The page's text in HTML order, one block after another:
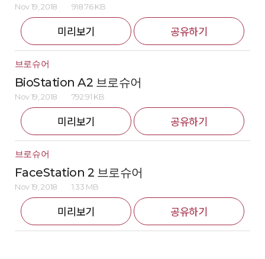
Nov 19, 2018 918.76 KB
미리보기 공유하기
브로슈어
BioStation A2 브로슈어
Nov 19, 2018 792.91 KB
미리보기 공유하기
브로슈어
FaceStation 2 브로슈어
Nov 19, 2018 1.33 MB
미리보기 공유하기